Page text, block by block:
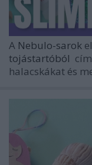
A Nebulo-sarok
tojástartóból
halacskákat és